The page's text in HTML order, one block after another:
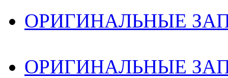
ОРИГИНАЛЬНЫЕ
ОРИГИНАЛЬНЫЕ